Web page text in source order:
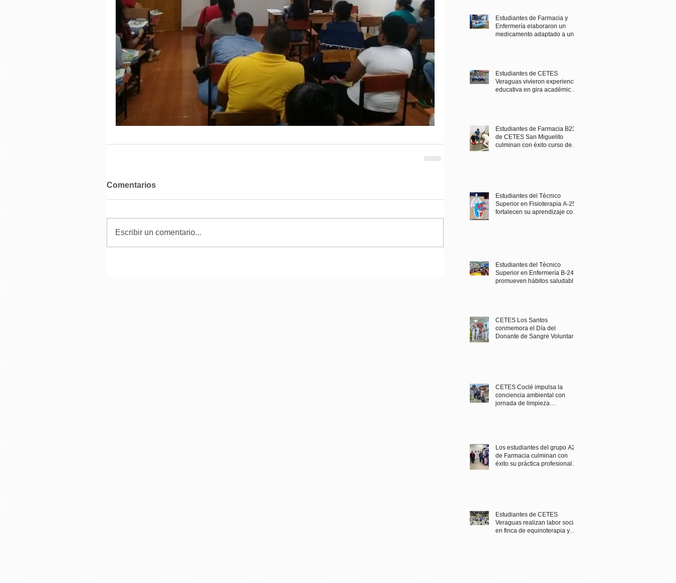
Comentarios
Escribir un comentario...
Estudiantes de Farmacia y
Enfermería elaboraron un
medicamento adaptado a una
Estudiantes de CETES
Veraguas vivieron experiencia
educativa en gira académica
Estudiantes de Farmacia B23
de CETES San Miguelito
culminan con éxito curso de
Estudiantes del Técnico
Superior en Fisioterapia A-25
fortalecen su aprendizaje con
Estudiantes del Técnico
Superior en Enfermería B-24
promueven hábitos saludables
CETES Los Santos
conmemora el Día del
Donante de Sangre Voluntario
CETES Coclé impulsa la
conciencia ambiental con
jornada de limpieza
Los estudiantes del grupo A23
de Farmacia culminan con
éxito su práctica profesional
Estudiantes de CETES
Veraguas realizan labor social
en finca de equinoterapia y